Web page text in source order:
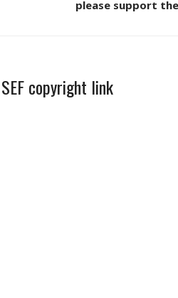
please support
copyright link